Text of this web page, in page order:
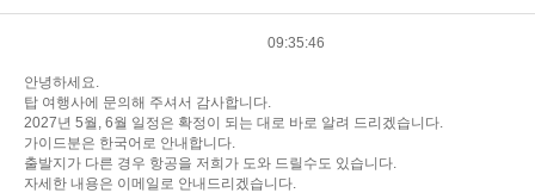
09:35:46
안녕하세요.
탑 여행사에 문의해 주셔서 감사합니다.
2027년 5월, 6월 일정은 확정이 되는 대로 바로 알려 드리겠습니다.
가이드분은 한국어로 안내합니다.
출발지가 다른 경우 항공을 저희가 도와 드릴수도 있습니다.
자세한 내용은 이메일로 안내드리겠습니다.